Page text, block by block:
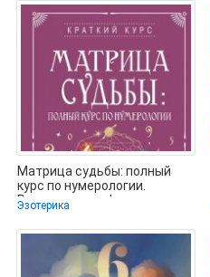
Матрица судьбы: полный
курс по нумерологии.
Расчет, расшифровка и
подробное
Эзотерика